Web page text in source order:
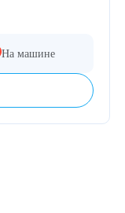
На машине